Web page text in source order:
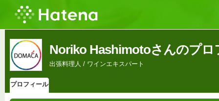
Noriko Hashimotoさんのプロ
出張料理人 / ワインエキスパート
プロフィール